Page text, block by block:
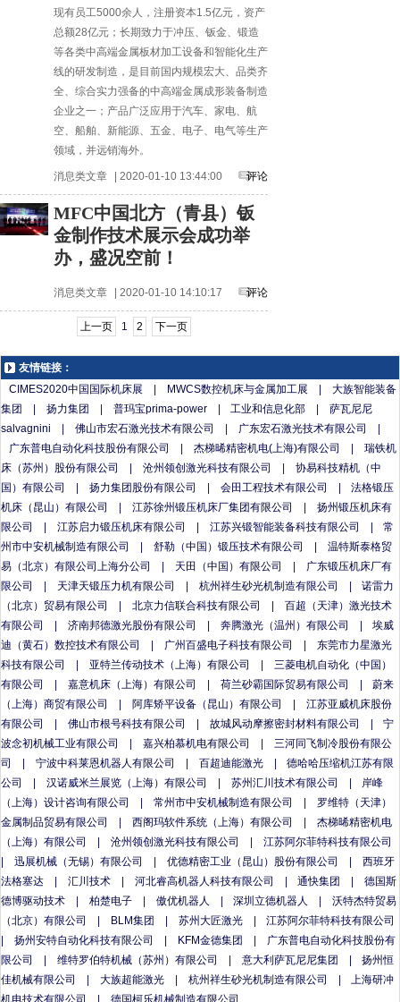
现有员工5000余人，注册资本1.5亿元，资产
总额28亿元；长期致力于冲压、钣金、锻造
等各类中高端金属板材加工设备和智能化生产
线的研发制造，是目前国内规模宏大、品类齐
全、综合实力强备的中高端金属成形装备制造
企业之一；产品广泛应用于汽车、家电、航
空、船舶、新能源、五金、电子、电气等生产
领域，并远销海外。
消息类文章 | 2020-01-10 13:44:00 评论
MFC中国北方（青县）钣
金制作技术展示会成功举
办，盛况空前！
消息类文章 | 2020-01-10 14:10:17 评论
上一页 1 2 下一页
友情链接：
CIMES2020中国国际机床展
MWCS数控机床与金属加工展
大族智能装备
集团
扬力集团 普玛宝prima-power 工业和信息化部
萨瓦尼尼
salvagnini
佛山市宏石激光技术有限公司 广东宏石激光技术有限公司
广东普电自动化科技股份有限公司
杰梯晞精密机电(上海)有限公司
瑞铁机
床（苏州）股份有限公司
沧州领创激光科技有限公司
协易科技精机（中
国）有限公司
扬力集团股份有限公司 会田工程技术有限公司
法格锻压
机床（昆山）有限公司
江苏徐州锻压机床厂集团有限公司
扬州锻压机床有
限公司
江苏启力锻压机床有限公司 江苏兴锻智能装备科技有限公司
常
州市中安机械制造有限公司
舒勒（中国）锻压技术有限公司
温特斯泰格贸
易（北京）有限公司上海分公司
天田（中国）有限公司
广东锻压机床厂有
限公司
天津天锻压力机有限公司 杭州祥生砂光机制造有限公司
诺雷力
（北京）贸易有限公司
北京力信联合科技有限公司
百超（天津）激光技术
有限公司
济南邦德激光股份有限公司 奔腾激光（温州）有限公司
埃威
迪（黄石）数控技术有限公司
广州百盛电子科技有限公司
东莞市力星激光
科技有限公司
亚特兰传动技术（上海）有限公司
三菱电机自动化（中国）
有限公司
嘉意机床（上海）有限公司 荷兰砂霸国际贸易有限公司
蔚来
（上海）商贸有限公司
阿库矫平设备（昆山）有限公司
江苏亚威机床股份
有限公司
佛山市根号科技有限公司 故城风动摩擦密封材料有限公司
宁
波念初机械工业有限公司
嘉兴柏慕机电有限公司
三河同飞制冷股份有限公
司
宁波中科莱恩机器人有限公司 百超迪能激光
德哈哈压缩机江苏有限
公司
汉诺威米兰展览（上海）有限公司 苏州汇川技术有限公司
岸峰
（上海）设计咨询有限公司
常州市中安机械制造有限公司
罗维特（天津）
金属制品贸易有限公司
西阁玛软件系统（上海）有限公司
杰梯晞精密机电
（上海）有限公司
沧州领创激光科技有限公司
江苏阿尔菲特科技有限公司
迅展机械（无锡）有限公司 优德精密工业（昆山）股份有限公司
西班牙
法格塞达
汇川技术 河北睿高机器人科技有限公司 通快集团
德国斯
德博驱动技术
柏楚电子 傲优机器人 深圳立德机器人
沃特杰特贸易
（北京）有限公司
BLM集团 苏州大匠激光
江苏阿尔菲特科技有限公司
扬州安特自动化科技有限公司 KFM金德集团
广东普电自动化科技股份有
限公司
维特罗伯特机械（苏州）有限公司 意大利萨瓦尼尼集团
扬州恒
佳机械有限公司
大族超能激光 杭州祥生砂光机制造有限公司
上海研冲
机电技术有限公司
德国柯乐机械制造有限公司